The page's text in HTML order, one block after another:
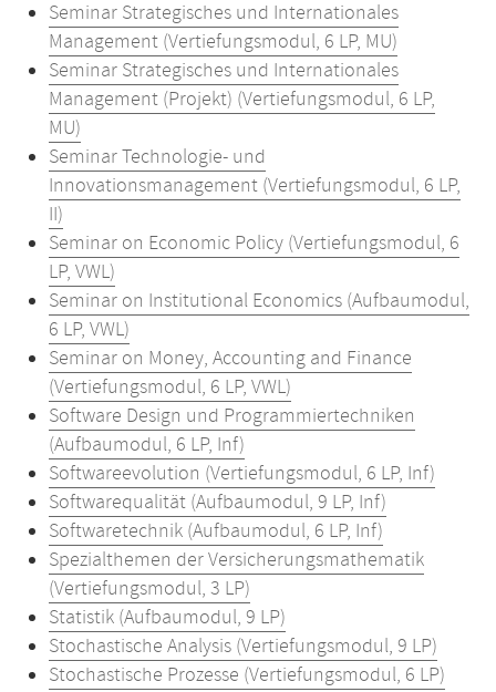
Seminar Strategisches und Internationales
Management (Vertiefungsmodul, 6 LP, MU)
Seminar Strategisches und Internationales
Management (Projekt) (Vertiefungsmodul, 6 LP,
MU)
Seminar Technologie- und
Innovationsmanagement (Vertiefungsmodul, 6 LP,
II)
Seminar on Economic Policy (Vertiefungsmodul, 6
LP, VWL)
Seminar on Institutional Economics (Aufbaumodul,
6 LP, VWL)
Seminar on Money, Accounting and Finance
(Vertiefungsmodul, 6 LP, VWL)
Software Design und Programmiertechniken
(Aufbaumodul, 6 LP, Inf)
Softwareevolution (Vertiefungsmodul, 6 LP, Inf)
Softwarequalität (Aufbaumodul, 9 LP, Inf)
Softwaretechnik (Aufbaumodul, 6 LP, Inf)
Spezialthemen der Versicherungsmathematik
(Vertiefungsmodul, 3 LP)
Statistik (Aufbaumodul, 9 LP)
Stochastische Analysis (Vertiefungsmodul, 9 LP)
Stochastische Prozesse (Vertiefungsmodul, 6 LP)